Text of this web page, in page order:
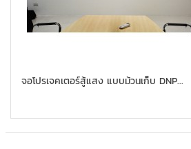
จอโปรเจคเตอร์สู้แสง แบบม้วนเก็บ DNP...